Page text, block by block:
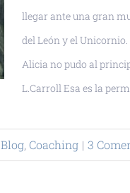
llegar ante una gran
del León y el
Alicia no pudo al
L.Carroll Esa es la
Blog, Coaching | 3